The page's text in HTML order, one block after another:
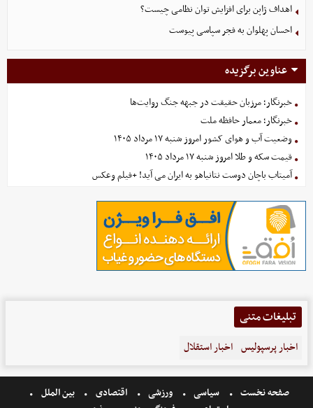
اهداف ژاپن برای افزایش توان نظامی چیست؟
احسان پهلوان به فجر سپاسی پیوست
عناوین برگزیده
خبرنگار؛ مرزبان حقیقت در جبهه جنگ روایت‌ها
خبرنگار؛ معمار حافظه ملت
وضعیت آب و هوای کشور امروز شنبه ۱۷ مرداد ۱۴۰۵
قیمت سکه و طلا امروز شنبه ۱۷ مرداد ۱۴۰۵
آمیتاب باچان دوست نتانیاهو به ایران می آید! +فیلم وعکس
تبلیغات متنی
اخبار پرسپولیس اخبار استقلال
صفحه نخست سیاسی ورزشی اقتصادی
بین الملل